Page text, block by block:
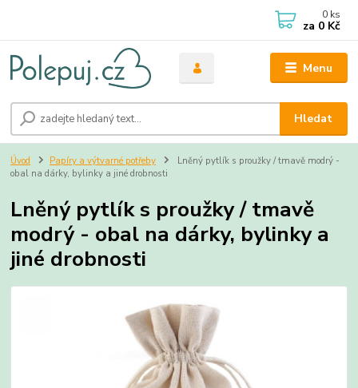
Menu
Hledat
0 ks
za 0 Kč
Úvod Papíry a výtvarné potřeby
Lněný pytlík s proužky / tmavě modrý -
obal na dárky, bylinky a jiné drobnosti
Lněný pytlík s proužky / tmavě
modrý - obal na dárky, bylinky a
jiné drobnosti